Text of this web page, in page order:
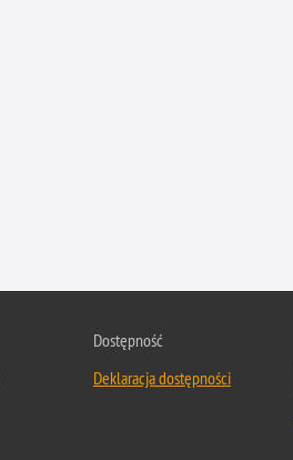
Dostępność
Deklaracja dostępności